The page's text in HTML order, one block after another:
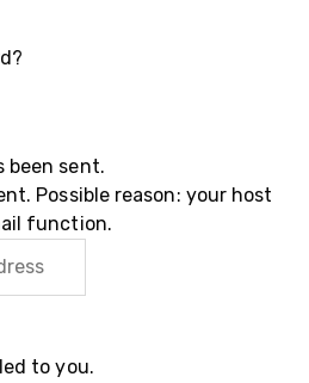
been sent.
Possible reason: your host
function.
to you.